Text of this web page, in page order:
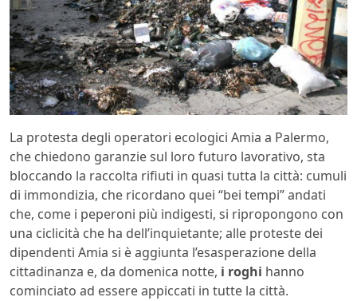
La protesta degli operatori ecologici Amia a Palermo,
che chiedono garanzie sul loro futuro lavorativo, sta
bloccando la raccolta rifiuti in quasi tutta la città: cumuli
di immondizia, che ricordano quei “bei tempi” andati
che, come i peperoni più indigesti, si ripropongono con
una ciclicità che ha dell’inquietante; alle proteste dei
dipendenti Amia si è aggiunta l’esasperazione della
cittadinanza e, da domenica notte, i roghi hanno
cominciato ad essere appiccati in tutte la città.